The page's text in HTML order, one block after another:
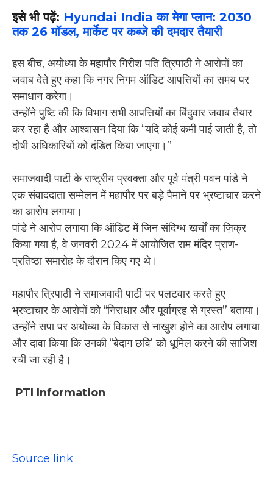
इसे भी पढ़ें: Hyundai India का मेगा प्लान: 2030
तक 26 मॉडल, मार्केट पर कब्जे की दमदार तैयारी
इस बीच, अयोध्या के महापौर गिरीश पति त्रिपाठी ने आरोपों का
जवाब देते हुए कहा कि नगर निगम ऑडिट आपत्तियों का समय पर
समाधान करेगा।
उन्होंने पुष्टि की कि विभाग सभी आपत्तियों का बिंदुवार जवाब तैयार
कर रहा है और आश्वासन दिया कि ‘‘यदि कोई कमी पाई जाती है, तो
दोषी अधिकारियों को दंडित किया जाएगा।’’
समाजवादी पार्टी के राष्ट्रीय प्रवक्ता और पूर्व मंत्री पवन पांडे ने
एक संवाददाता सम्मेलन में महापौर पर बड़े पैमाने पर भ्रष्टाचार करने
का आरोप लगाया।
पांडे ने आरोप लगाया कि ऑडिट में जिन संदिग्ध खर्चों का ज़िक्र
किया गया है, वे जनवरी 2024 में आयोजित राम मंदिर प्राण-
प्रतिष्ठा समारोह के दौरान किए गए थे।
महापौर त्रिपाठी ने समाजवादी पार्टी पर पलटवार करते हुए
भ्रष्टाचार के आरोपों को ‘‘निराधार और पूर्वाग्रह से ग्रस्त’’ बताया।
उन्होंने सपा पर अयोध्या के विकास से नाखुश होने का आरोप लगाया
और दावा किया कि उनकी ‘‘बेदाग छवि’ को धूमिल करने की साजिश
रची जा रही है।
PTI Information
Source link